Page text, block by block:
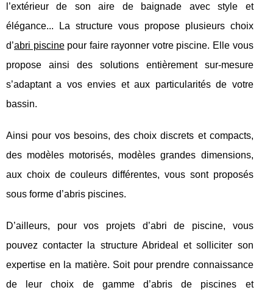
l’extérieur de son aire de baignade avec style et
élégance... La structure vous propose plusieurs choix
d’abri piscinepour faire rayonner votre piscine. Elle vous
propose ainsi des solutions entièrement sur-mesure
s’adaptant a vos envies et aux particularités de votre
bassin.
Ainsi pour vos besoins, des choix discrets et compacts,
des modèles motorisés, modèles grandes dimensions,
aux choix de couleurs différentes, vous sont proposés
sous forme d’abris piscines.
D’ailleurs, pour vos projets d’abri de piscine, vous
pouvez contacter la structure Abrideal et solliciter son
expertise en la matière. Soit pour prendre connaissance
de leur choix de gamme d’abris de piscines et